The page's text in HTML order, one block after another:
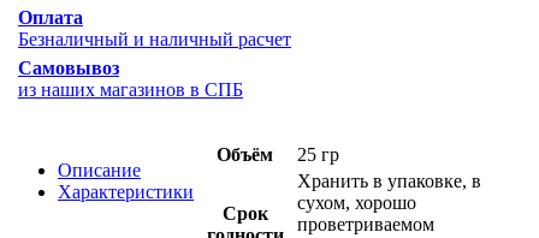
Оплата
Безналичный и наличный расчет
Самовывоз
из наших магазинов в СПБ
Описание
Характеристики
Объём 25 гр
Срок
Хранить в упаковке, в
сухом, хорошо
проветриваемом